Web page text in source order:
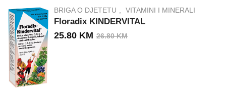
BRIGA O DJETETU VITAMINI I MINERALI
Floradix KINDERVITAL
26.80KM
25.80 KM